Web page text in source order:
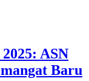
ASN
Baru